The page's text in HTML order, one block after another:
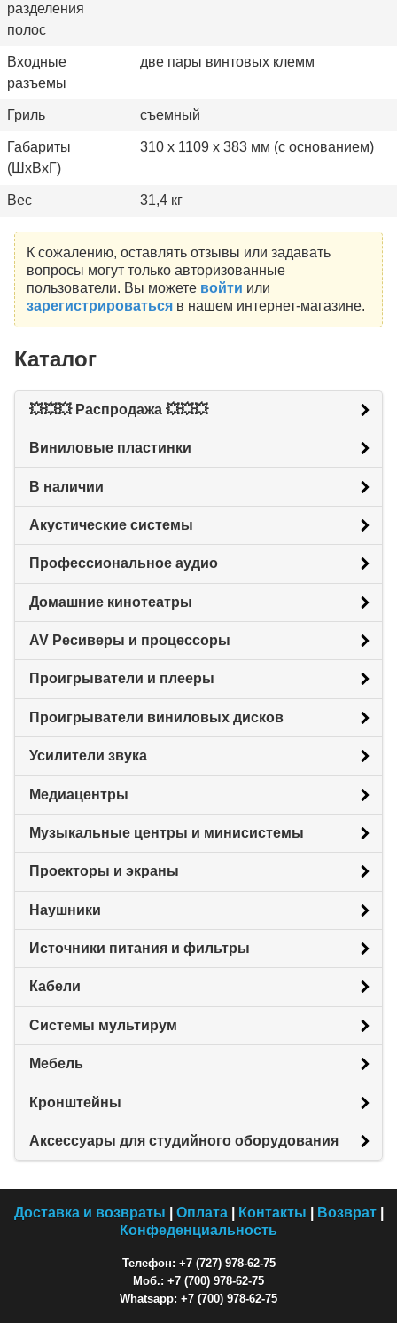
разделения
полос
Входные
разъемы
две пары винтовых клемм
Гриль съемный
Габариты
(ШхВхГ)
310 x 1109 x 383 мм (с основанием)
Вес 31,4 кг
К сожалению, оставлять отзывы или задавать
вопросы могут только авторизованные
пользователи. Вы можете войти или
зарегистрироватьсяв нашем интернет-магазине.
Каталог
💥💥💥 Распродажа 💥💥💥
Виниловые пластинки
В наличии
Акустические системы
Профессиональное аудио
Домашние кинотеатры
AV Ресиверы и процессоры
Проигрыватели и плееры
Проигрыватели виниловых дисков
Усилители звука
Медиацентры
Музыкальные центры и минисистемы
Проекторы и экраны
Наушники
Источники питания и фильтры
Кабели
Системы мультирум
Мебель
Кронштейны
Аксессуары для студийного оборудования
Доставка и возвраты Оплата| Контакты Возврат|
Конфеденциальность
Телефон: +7 (727) 978-62-75
Моб.: +7 (700) 978-62-75
Whatsapp: +7 (700) 978-62-75